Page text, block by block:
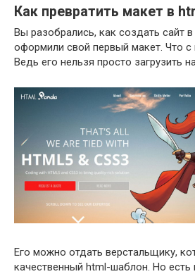
Как превратить макет в
Вы разобрались, как создать сайт
оформили свой первый макет. Что
Ведь его нельзя просто загрузить
Его можно отдать верстальщику,
качественный html-шаблон. Но есть